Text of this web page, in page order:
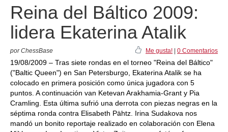
Reina del Báltico 2009:
lidera Ekaterina Atalik
por ChessBase Me gusta! 0 Comentarios
19/08/2009 – Tras siete rondas en el torneo "Reina del Báltico"
("Baltic Queen") en San Petersburgo, Ekaterina Atalik se ha
colocado en primera posición como única jugadora con 5
puntos. A continuación van Ketevan Arakhamia-Grant y Pia
Cramling. Esta última sufrió una derrota con piezas negras en la
séptima ronda contra Elisabeth Pähtz. Irina Sudakova nos
mandó un bonito reportaje realizado en colaboración con Elena